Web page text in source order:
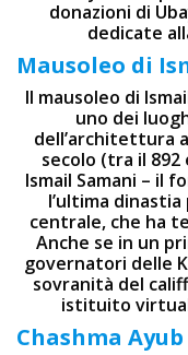
donazioni di
dedicate
Mausoleo di
Il mausoleo di
uno dei
dell’architettura
secolo (tra il 892
Ismail Samani – il
l’ultima
centrale, che ha
Anche se in un
governatori delle
sovranità del
istituito
Chashma